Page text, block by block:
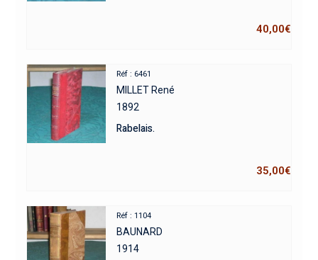
40,00€
Réf : 6461
MILLET René
1892
Rabelais.
35,00€
Réf : 1104
BAUNARD
1914